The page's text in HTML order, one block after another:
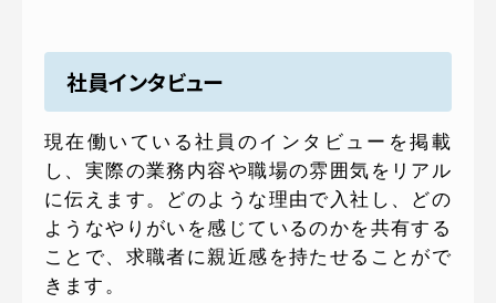
社員インタビュー
現在働いている社員のインタビューを掲載
し、実際の業務内容や職場の雰囲気をリアル
に伝えます。どのような理由で入社し、どの
ようなやりがいを感じているのかを共有する
ことで、求職者に親近感を持たせることがで
きます。